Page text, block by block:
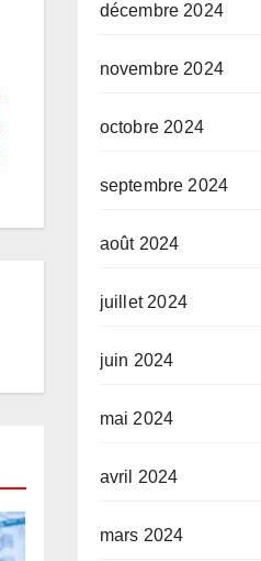
décembre 2024
novembre 2024
octobre 2024
septembre 2024
août 2024
juillet 2024
juin 2024
mai 2024
avril 2024
mars 2024